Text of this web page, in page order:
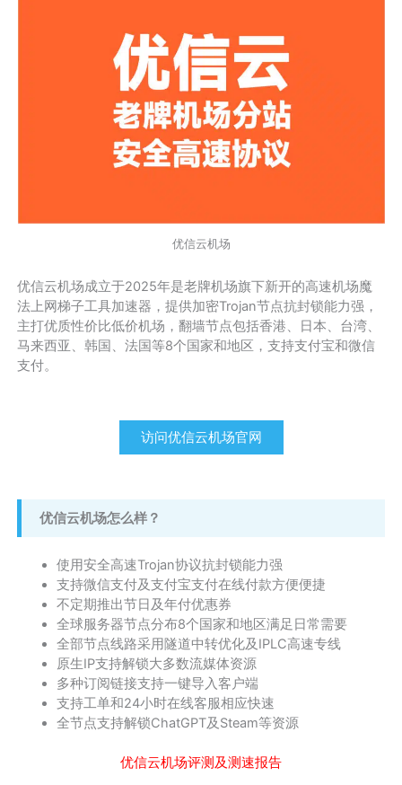
优信云机场
优信云机场成立于2025年是老牌机场旗下新开的高速机场魔
法上网梯子工具加速器，提供加密Trojan节点抗封锁能力强，
主打优质性价比低价机场，翻墙节点包括香港、日本、台湾、
马来西亚、韩国、法国等8个国家和地区，支持支付宝和微信
支付。
访问优信云机场官网
优信云机场怎么样？
使用安全高速Trojan协议抗封锁能力强
支持微信支付及支付宝支付在线付款方便便捷
不定期推出节日及年付优惠券
全球服务器节点分布8个国家和地区满足日常需要
全部节点线路采用隧道中转优化及IPLC高速专线
原生IP支持解锁大多数流媒体资源
多种订阅链接支持一键导入客户端
支持工单和24小时在线客服相应快速
全节点支持解锁ChatGPT及Steam等资源
优信云机场评测及测速报告